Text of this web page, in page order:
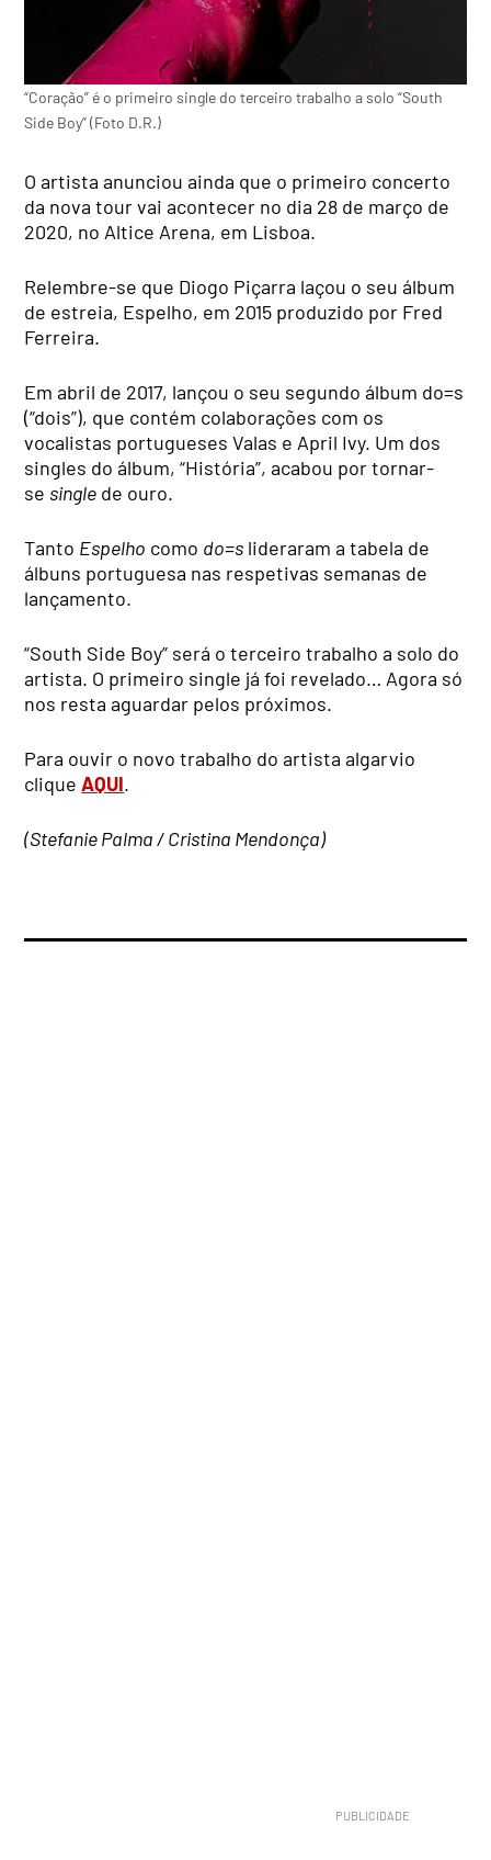
“Coração” é o primeiro single do terceiro trabalho a solo “South
Side Boy” (Foto D.R.)
O artista anunciou ainda que o primeiro concerto
da nova tour vai acontecer no dia 28 de março de
2020, no Altice Arena, em Lisboa.
Relembre-se que Diogo Piçarra laçou o seu álbum
de estreia, Espelho, em 2015 produzido por Fred
Ferreira.
Em abril de 2017, lançou o seu segundo álbum do=s
(“dois”), que contém colaborações com os
vocalistas portugueses Valas e April Ivy. Um dos
singles do álbum, “História”, acabou por tornar-
se single de ouro.
Tanto Espelho como do=s lideraram a tabela de
álbuns portuguesa nas respetivas semanas de
lançamento.
“South Side Boy” será o terceiro trabalho a solo do
artista. O primeiro single já foi revelado… Agora só
nos resta aguardar pelos próximos.
Para ouvir o novo trabalho do artista algarvio
cliqueAQUI.
(Stefanie Palma / Cristina Mendonça)